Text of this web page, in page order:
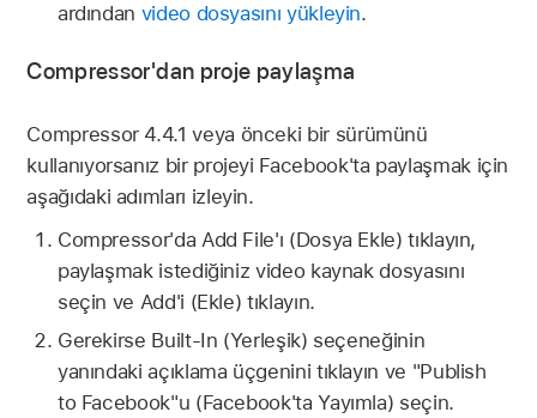
ardından video dosyasını yükleyin.
Compressor'dan proje paylaşma
Compressor 4.4.1 veya önceki bir sürümünü
kullanıyorsanız bir projeyi Facebook'ta paylaşmak için
aşağıdaki adımları izleyin.
Compressor'da Add File'ı (Dosya Ekle) tıklayın,
paylaşmak istediğiniz video kaynak dosyasını
seçin ve Add'i (Ekle) tıklayın.
Gerekirse Built-In (Yerleşik) seçeneğinin
yanındaki açıklama üçgenini tıklayın ve "Publish
to Facebook"u (Facebook'ta Yayımla) seçin.